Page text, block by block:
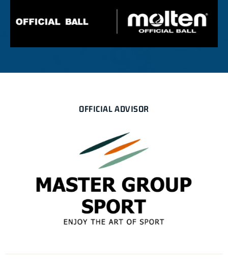
OFFICIAL ADVISOR